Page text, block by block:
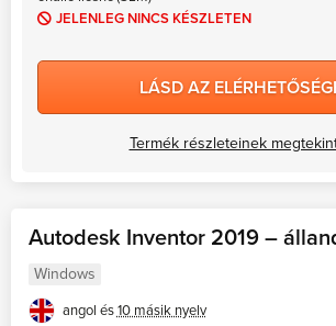
JELENLEG NINCS KÉSZLETEN
LÁSD AZ
Termék részleteinek
Autodesk Inventor 2019 –
Windows
angol és10 másik nyelv